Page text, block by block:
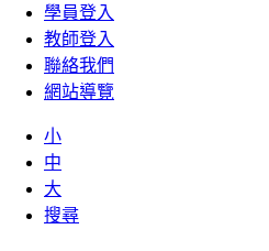
學員登入
教師登入
聯絡我們
網站導覽
小
中
大
搜尋